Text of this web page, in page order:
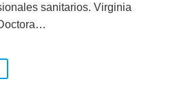
sanitarios. Virginia